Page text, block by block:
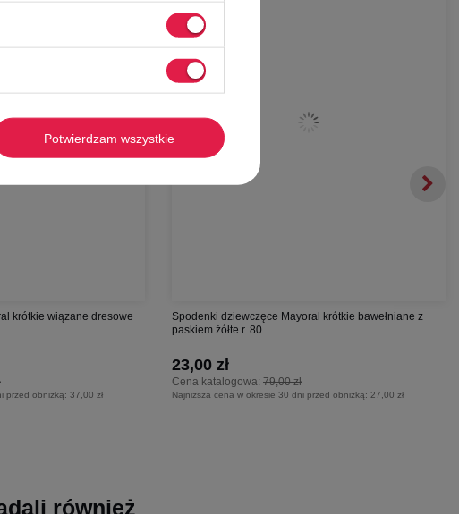
krótkie wiązane dresowe
przed obniżką: 37,00 zł
Spodenki dziewczęce Mayoral krótkie bawełniane z
paskiem żółte r. 80
Cena katalogowa: 79,00 zł
23,00 zł
Najniższa cena w okresie 30 dni przed obniżką: 27,00 zł
również
Potwierdzam wszystkie